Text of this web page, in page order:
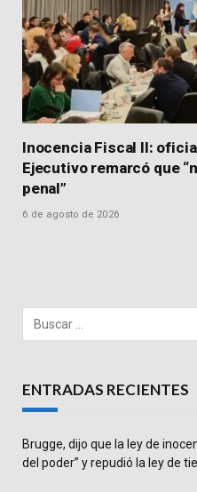
Inocencia Fiscal II:
Ejecutivo remarcó que
penal”
6 de agosto de 2026
ENTRADAS RECIENTES
Brugge, dijo que la ley de
del poder” y repudió la ley de